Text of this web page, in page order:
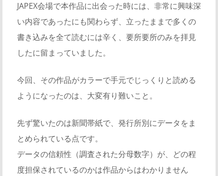
JAPEX会場で本作品に出会った時には、非常に興味深
い内容であったにも関わらず、立ったままで多くの
書き込みを全て読むには辛く、要所要所のみを拝見
したに留まっていました。
今回、その作品がカラーで手元でじっくりと読める
ようになったのは、大変有り難いこと。
先ず驚いたのは新聞帯紙で、発行所別にデータをま
とめられている点です。
データの信頼性（調査された分母数字）が、どの程
度担保されているのかは作品からはわかりません